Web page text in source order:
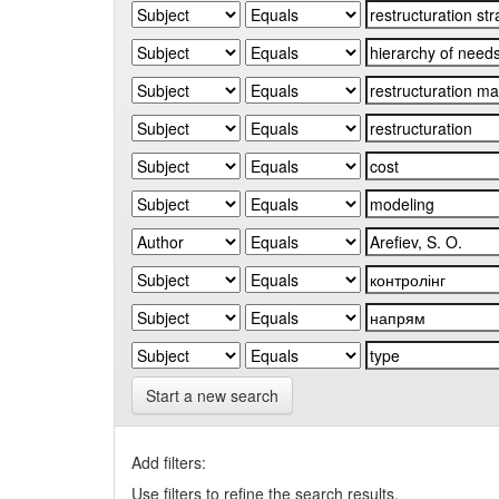
Start a new search
Add filters:
Use filters to refine the search results.